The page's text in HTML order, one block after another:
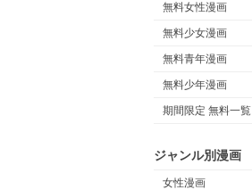
無料女性漫画
無料少女漫画
無料青年漫画
無料少年漫画
期間限定 無料一覧
ジャンル別漫画
女性漫画